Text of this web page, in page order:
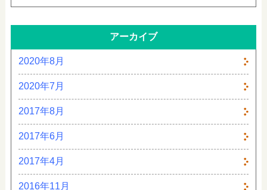
アーカイブ
2020年8月
2020年7月
2017年8月
2017年6月
2017年4月
2016年11月